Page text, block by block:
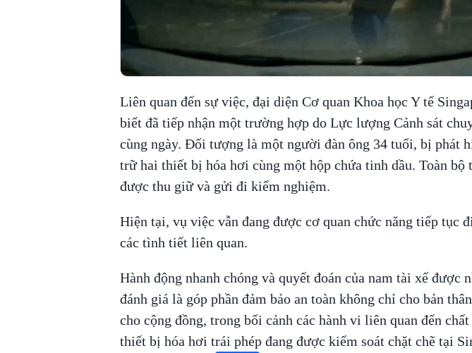
Liên quan đến sự việc, đại diện Cơ quan Khoa học Y tế
biết đã tiếp nhận một trường hợp do Lực lượng Cảnh sát
cùng ngày. Đối tượng là một người đàn ông 34 tuổi, bị phát
trữ hai thiết bị hóa hơi cùng một hộp chứa tinh dầu. Toàn bộ
được thu giữ và gửi đi kiểm nghiệm.
Hiện tại, vụ việc vẫn đang được cơ quan chức năng tiếp tục
các tình tiết liên quan.
Hành động nhanh chóng và quyết đoán của nam tài xế được
đánh giá là góp phần đảm bảo an toàn không chỉ cho bản
cho cộng đồng, trong bối cảnh các hành vi liên quan đến
thiết bị hóa hơi trái phép đang được kiểm soát chặt chẽ tại